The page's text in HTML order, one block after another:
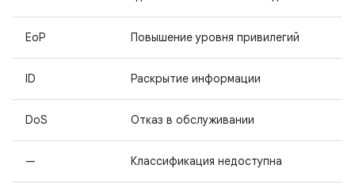
EoP Повышение уровня привилегий
ID Раскрытие информации
DoS Отказ в обслуживании
— Классификация недоступна